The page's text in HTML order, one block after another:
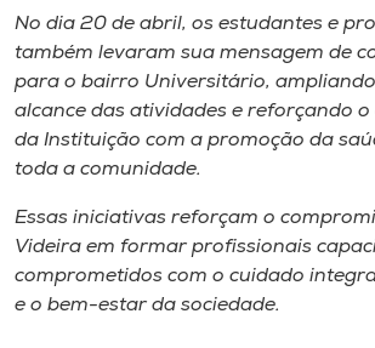
No dia 20 de abril, os estudantes e
também levaram sua mensagem de
para o bairro Universitário,
alcance das atividades e reforçando
da Instituição com a promoção da
toda a comunidade.
Essas iniciativas reforçam o
Videira em formar profissionais
comprometidos com o cuidado
e o bem-estar da sociedade.